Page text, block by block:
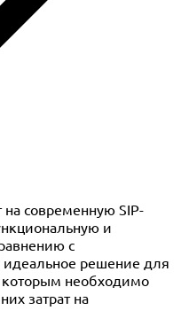
современную SIP-
и
с
решение для
необходимо
затрат на